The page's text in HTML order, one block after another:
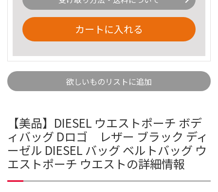
カートに入れる
欲しいものリストに追加
【美品】DIESEL ウエストポーチ ボデ
ィバッグ Dロゴ レザー ブラック ディ
ーゼル DIESEL バッグ ベルトバッグ ウ
エストポーチ ウエストの詳細情報